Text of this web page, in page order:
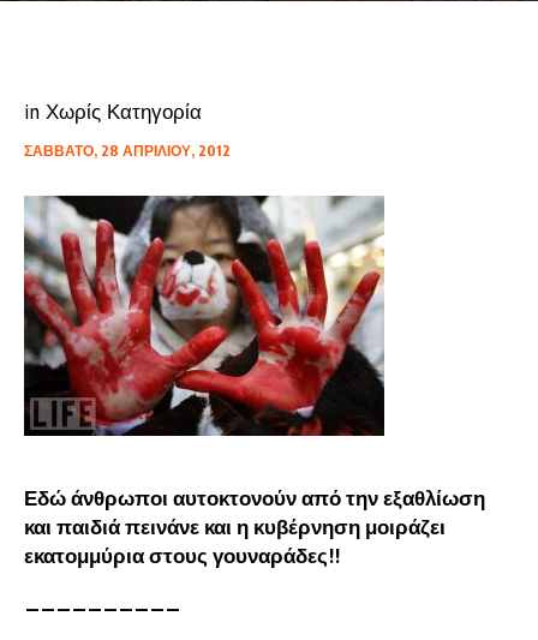
in Χωρίς Κατηγορία
ΣΆΒΒΑΤΟ, 28 ΑΠΡΙΛΊΟΥ, 2012
Εδώ άνθρωποι αυτοκτονούν από την εξαθλίωση
και παιδιά πεινάνε και η κυβέρνηση μοιράζει
εκατομμύρια στους γουναράδες!!
——————————